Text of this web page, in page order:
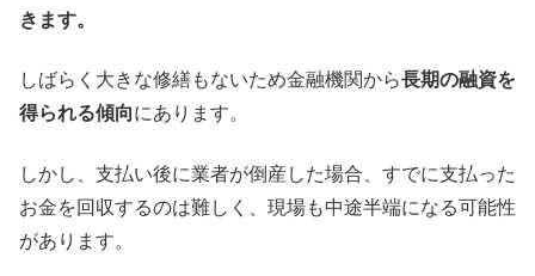
きます。
しばらく大きな修繕もないため金融機関から長期の融資を
得られる傾向にあります。
しかし、支払い後に業者が倒産した場合、すでに支払った
お金を回収するのは難しく、現場も中途半端になる可能性
があります。